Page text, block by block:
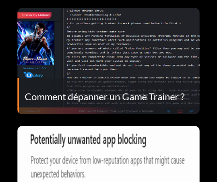
Comment dépanner un Game Trainer ?